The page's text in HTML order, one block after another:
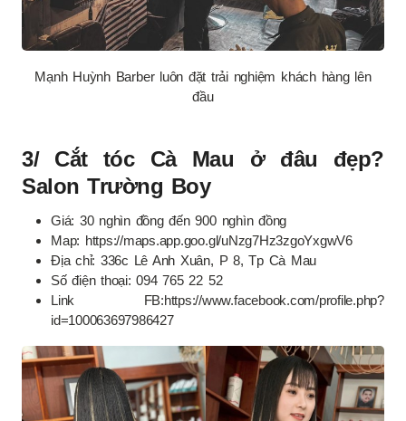
Mạnh Huỳnh Barber luôn đặt trải nghiệm khách hàng lên
đầu
3/ Cắt tóc Cà Mau ở đâu đẹp?
Salon Trường Boy
Giá: 30 nghìn đồng đến 900 nghìn đồng
Map: https://maps.app.goo.gl/uNzg7Hz3zgoYxgwV6
Địa chỉ: 336c Lê Anh Xuân, P 8, Tp Cà Mau
Số điện thoại: 094 765 22 52
Link FB:https://www.facebook.com/profile.php?
id=100063697986427